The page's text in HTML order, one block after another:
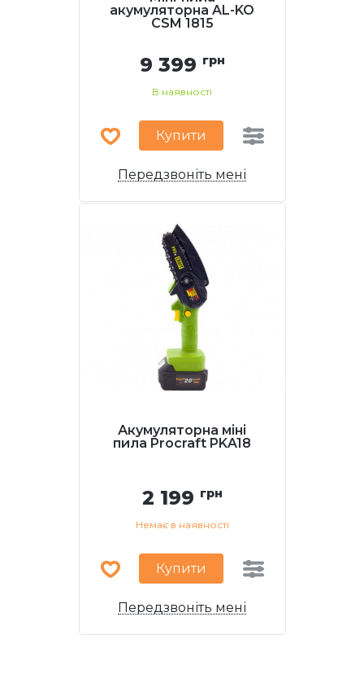
акумуляторна AL-KO
CSM 1815
9 399 грн
В наявності
Купити
Передзвоніть мені
Акумуляторна міні
пила Procraft PKA18
2 199 грн
Немає в наявності
Купити
Передзвоніть мені